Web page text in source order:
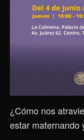
¿Cómo nos
estar maternando